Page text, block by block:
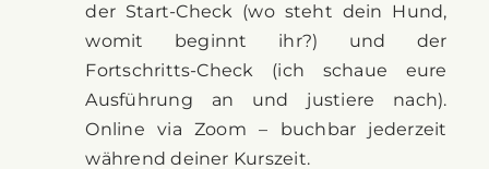
Fortschritts-Check (ich schaue eure
Ausführung an und justiere nach).
Online via Zoom – buchbar jederzeit
während deiner Kurszeit.
Lerne jetzt die essentiellen Übungen im